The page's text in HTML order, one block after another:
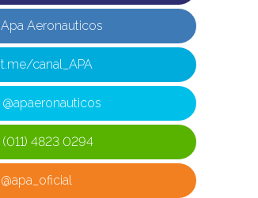
Apa Aeronauticos
t.me/canal_APA
@apaeronauticos
(011) 4823 0294
@apa_oficial